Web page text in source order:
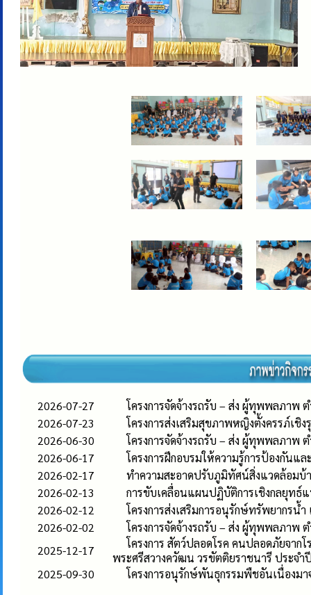
2026-07-27
โครงการจัดจ้างรถรับ – ส่ง ผู้ทุพพลภาพ
2026-07-23
โครงการส่งเสริมสุขภาพหญิงตั้งครรภ์เ
2026-06-30
โครงการจัดจ้างรถรับ – ส่ง ผู้ทุพพลภาพ
2026-06-17
โครงการฝึกอบรมให้ความรู้การป้องกัน
2026-02-17
ทำความสะอาดปรับภูมิทัศน์สิ่งแวดล้อมบ้
2026-02-13
การขับเคลื่อนแผนปฏิบัติการเชิงกลยุทธ์แ
2026-02-12
โครงการส่งเสริมการอนุรักษ์ทรัพยากร
2026-02-02
โครงการจัดจ้างรถรับ – ส่ง ผู้ทุพพลภาพ
2025-12-17
โครงการ สัตว์ปลอดโรค คนปลอดภัยจา
พระศรีสวางควัฒน วรขัตติยราชนารี ประจ
2025-09-30
โครงการอนุรักษ์พันธุกรรมพืชอันเนื่องม